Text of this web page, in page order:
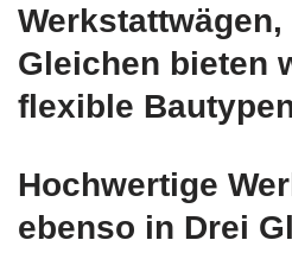
Werkstattwägen,
Gleichen bieten
flexible
Hochwertige
ebenso in Drei